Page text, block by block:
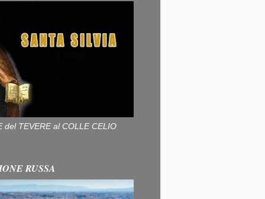
del TEVERE al COLLE CELIO
RUSSA